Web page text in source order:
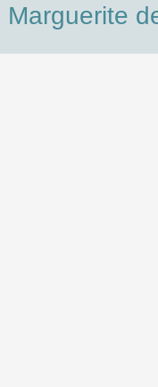
Marguerite